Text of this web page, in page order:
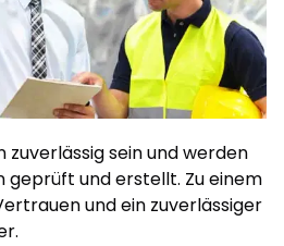
sein und werden
geprüft und erstellt. Zu einem
und ein zuverlässiger